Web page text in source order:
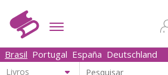
Brasil Portugal España Deutschland